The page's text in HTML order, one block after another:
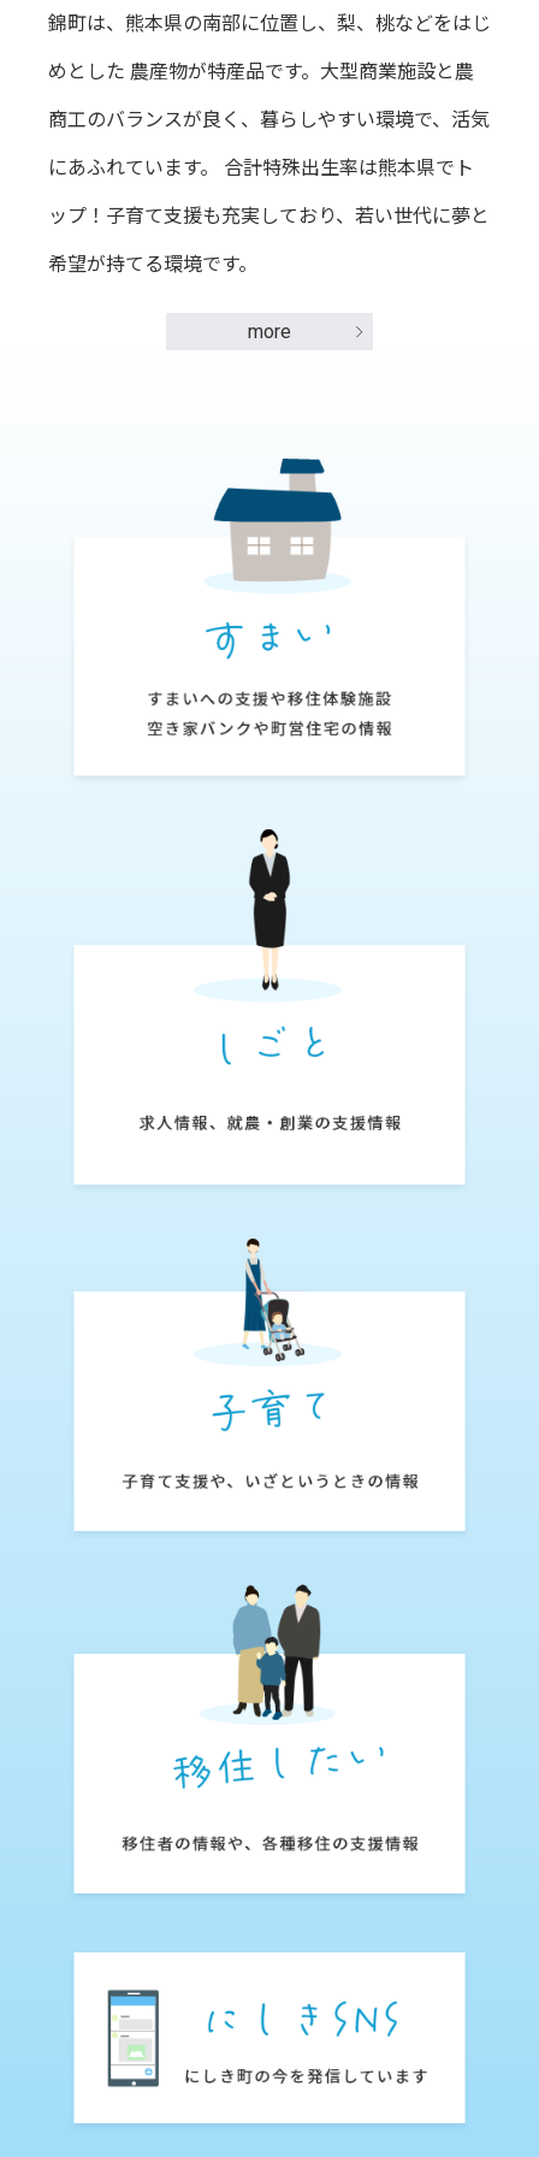
錦町は、熊本県の南部に位置し、梨、桃などをはじ
めとした 農産物が特産品です。大型商業施設と農
商工のバランスが良く、暮らしやすい環境で、活気
にあふれています。 合計特殊出生率は熊本県でト
ップ！子育て支援も充実しており、若い世代に夢と
希望が持てる環境です。
more